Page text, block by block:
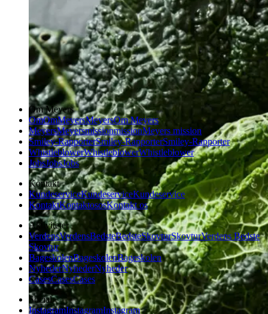
Om Meyers
OmOmMeyersMeyersOm Meyers
MeyersMeyersmissionmissionMeyers mission
Smiley-RapporterSmiley-RapporterSmiley-Rapporter
WhistleblowerWhistleblowerWhistleblower
JobsJobsJobs
Kontakt
KundeserviceKundeserviceKundeservice
KontaktKontaktososKontakt os
Aktiviteter
VerdensVerdensBedsteBedsteSkovturSkovturVerdens Bedste
Skovtur
BageskolenBageskolenBageskolen
NyhederNyhederNyheder
CasesCasesCases
Social
InstagramInstagramInstagram